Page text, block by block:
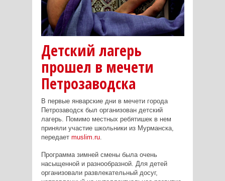
Детский лагерь
прошел в мечети
Петрозаводска
В первые январские дни в мечети города
Петрозаводск был организован детский
лагерь. Помимо местных ребятишек в нем
приняли участие школьники из Мурманска,
передает muslim.ru.
Программа зимней смены была очень
насыщенной и разнообразной. Для детей
организовали развлекательный досуг,